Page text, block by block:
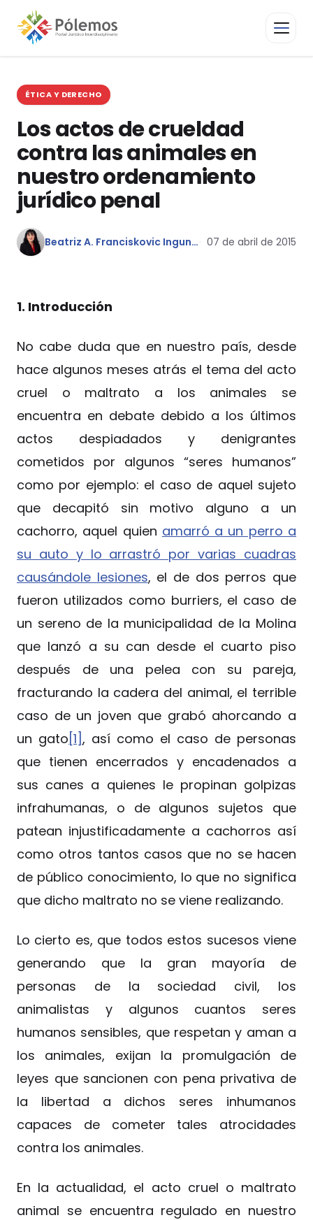
ÉTICA Y DERECHO
Los actos de crueldad
contra las animales en
nuestro ordenamiento
jurídico penal
Beatriz A. Franciskovic Ingunza 07 de abril de 2015
1. Introducción
No cabe duda que en nuestro país, desde
hace algunos meses atrás el tema del acto
cruel o maltrato a los animales se
encuentra en debate debido a los últimos
actos despiadados y denigrantes
cometidos por algunos “seres humanos”
como por ejemplo: el caso de aquel sujeto
que decapitó sin motivo alguno a un
cachorro, aquel quien amarró a un perro a
su auto y lo arrastró por varias cuadras
causándole lesiones, el de dos perros que
fueron utilizados como burriers, el caso de
un sereno de la municipalidad de la Molina
que lanzó a su can desde el cuarto piso
después de una pelea con su pareja,
fracturando la cadera del animal, el terrible
caso de un joven que grabó ahorcando a
un gato [1], así como el caso de personas
que tienen encerrados y encadenados a
sus canes a quienes le propinan golpizas
infrahumanas, o de algunos sujetos que
patean injustificadamente a cachorros así
como otros tantos casos que no se hacen
de público conocimiento, lo que no significa
que dicho maltrato no se viene realizando.
Lo cierto es, que todos estos sucesos viene
generando que la gran mayoría de
personas de la sociedad civil, los
animalistas y algunos cuantos seres
humanos sensibles, que respetan y aman a
los animales, exijan la promulgación de
leyes que sancionen con pena privativa de
la libertad a dichos seres inhumanos
capaces de cometer tales atrocidades
contra los animales.
En la actualidad, el acto cruel o maltrato
animal se encuentra regulado en nuestro